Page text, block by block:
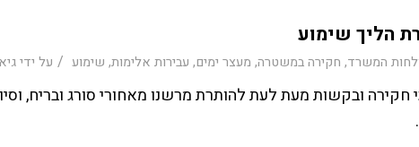
הליך שימוע
המשרד, חקירה במשטרה, מעצר ימים, עבירות אלימות, שימוע / על ידיגיא
ובקשות מעת לעת להותרת מרשנו מאחורי סורג ובריח,